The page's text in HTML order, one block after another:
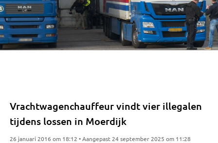
Vrachtwagenchauffeur vindt vier illegalen
tijdens lossen in Moerdijk
26 januari 2016 om 18:12 • Aangepast 24 september 2025 om 11:28